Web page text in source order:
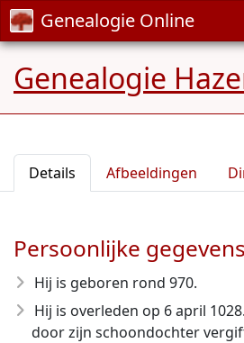
Genealogie Online
Genealogie
Details Afbeeldingen
Persoonlijke
Hij is geboren rond 970.
Hij is overleden op 6 april 1028.
door zijn schoondochter